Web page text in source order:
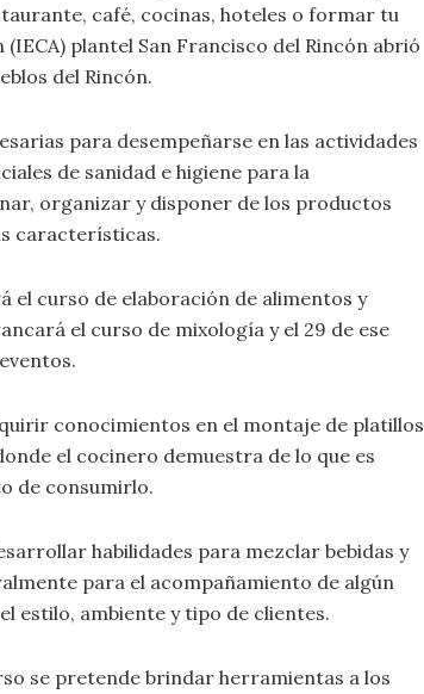
café, cocinas, hoteles o formar tu
plantel San Francisco del Rincón abrió
del Rincón.
para desempeñarse en las actividades
de sanidad e higiene para la
organizar y disponer de los productos
características.
el curso de elaboración de alimentos y
el curso de mixología y el 29 de ese
conocimientos en el montaje de platillos
el cocinero demuestra de lo que es
de consumirlo.
habilidades para mezclar bebidas y
para el acompañamiento de algún
estilo, ambiente y tipo de clientes.
se pretende brindar herramientas a los